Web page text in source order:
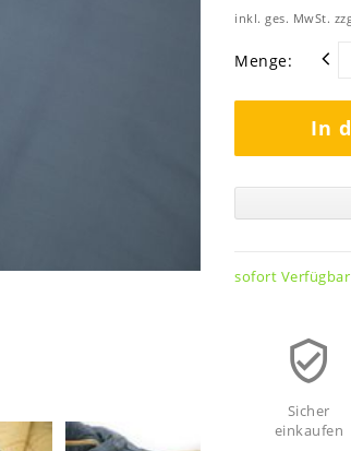
inkl. ges. MwSt.
Menge:
In
sofort Verfügbar
Sicher
einkaufen